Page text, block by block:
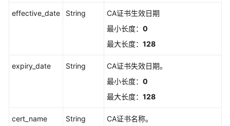
设
书
effective_date String
CA证书生效日期
最小长度： 0
最大长度： 128
expiry_date String
CA证书失效日期。
最小长度： 0
最大长度： 128
cert_name String
CA证书名称。